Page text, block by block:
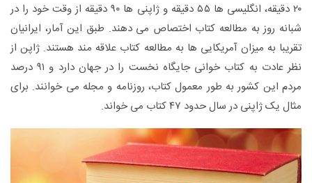
۲۰ دقیقه، انگلیسی ها ۵۵ دقیقه و ژاپنی ها ۹۰ دقیقه از وقت خود را در
شبانه روز به مطالعه کتاب اختصاص می دهند. طبق این آمار، ایرانیان
تقریبا به میزان آمریکایی ها به مطالعه کتاب علاقه مند هستند. ژاپن از
نظر عادت به کتاب خوانی جایگاه نخست را در جهان دارد و ۹۱ درصد
مردم این کشور به طور معمول کتاب، روزنامه و مجله می خوانند. برای
مثال یک ژاپنی در سال حدود ۴۷ کتاب می خواند.